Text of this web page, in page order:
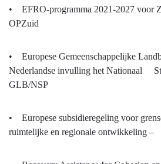
• EFRO-programma 2021-2027 voor
OPZuid
• Europese Gemeenschappelijke
Nederlandse invulling het Nationaal
GLB/NSP
• Europese subsidieregeling voor
ruimtelijke en regionale ontwikkeling